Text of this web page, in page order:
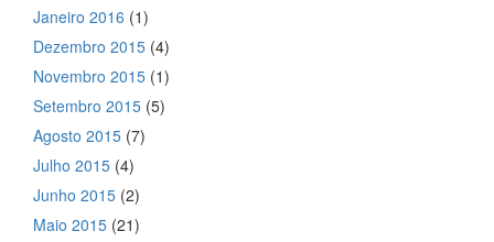
Janeiro 2016 (1)
Dezembro 2015 (4)
Novembro 2015 (1)
Setembro 2015 (5)
Agosto 2015 (7)
Julho 2015 (4)
Junho 2015 (2)
Maio 2015 (21)